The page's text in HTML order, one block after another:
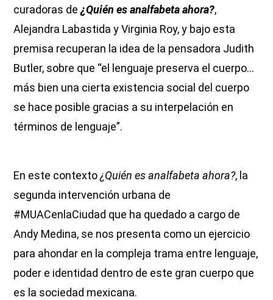
curadoras de¿Quién es analfabeta ahora?,
Alejandra Labastida y Virginia Roy, y bajo esta
premisa recuperan la idea de la pensadora Judith
Butler, sobre que “el lenguaje preserva el cuerpo…
más bien una cierta existencia social del cuerpo
se hace posible gracias a su interpelación en
términos de lenguaje”.
En este contexto¿Quién es analfabeta ahora?, la
segunda intervención urbana de
#MUACenlaCiudad que ha quedado a cargo de
Andy Medina, se nos presenta como un ejercicio
para ahondar en la compleja trama entre lenguaje,
poder e identidad dentro de este gran cuerpo que
es la sociedad mexicana.